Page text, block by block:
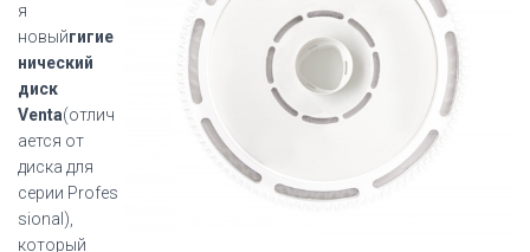
я
новыйгигие
нический
диск
Venta(отлич
ается от
диска для
серии Profes
sional),
который